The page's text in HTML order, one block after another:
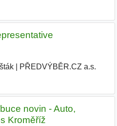
PŘEDVÝBĚR.CZ a.s.
novin - Auto,
Kroměříž